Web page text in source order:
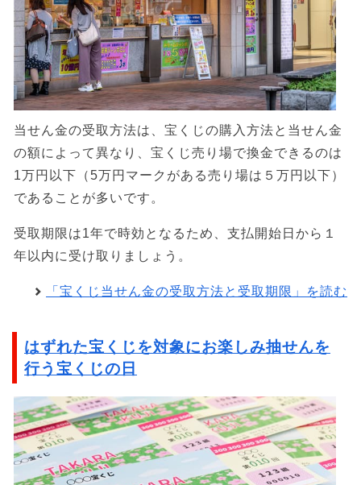
当せん金の受取方法は、宝くじの購入方法と当せん金
の額によって異なり、宝くじ売り場で換金できるのは
1万円以下（5万円マークがある売り場は５万円以下）
であることが多いです。
受取期限は1年で時効となるため、支払開始日から１
年以内に受け取りましょう。
「宝くじ当せん金の受取方法と受取期限」を読む
はずれた宝くじを対象にお楽しみ抽せんを
行う宝くじの日